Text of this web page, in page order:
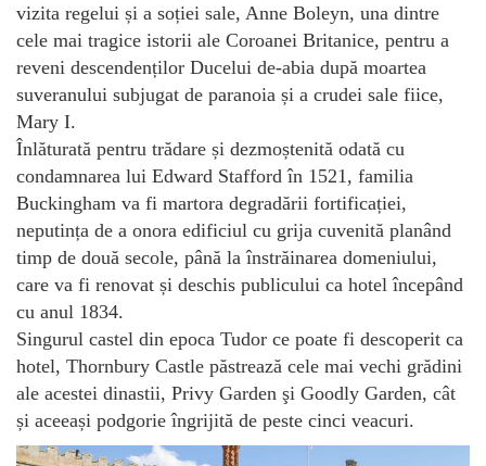
vizita regelui și a soției sale, Anne Boleyn, una dintre
cele mai tragice istorii ale Coroanei Britanice, pentru a
reveni descendenților Ducelui de-abia după moartea
suveranului subjugat de paranoia și a crudei sale fiice,
Mary I.
Înlăturată pentru trădare și dezmoștenită odată cu
condamnarea lui Edward Stafford în 1521, familia
Buckingham va fi martora degradării fortificației,
neputința de a onora edificiul cu grija cuvenită planând
timp de două secole, până la înstrăinarea domeniului,
care va fi renovat și deschis publicului ca hotel începând
cu anul 1834.
Singurul castel din epoca Tudor ce poate fi descoperit ca
hotel, Thornbury Castle păstrează cele mai vechi grădini
ale acestei dinastii, Privy Garden şi Goodly Garden, cât
și aceeași podgorie îngrijită de peste cinci veacuri.